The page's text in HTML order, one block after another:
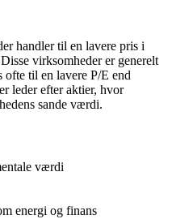
handler til en lavere pris i
virksomheder er generelt
ofte til en lavere P/E end
leder efter aktier, hvor
sande værdi.
værdi
energi og finans